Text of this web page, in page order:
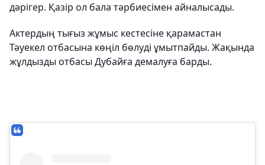
дәрігер. Қазір ол бала тәрбиесімен айналысады.
Актердың тығыз жұмыс кестесіне қарамастан
Тәуекел отбасына көңіл бөлуді ұмытпайды. Жақында
жұлдызды отбасы Дубайға демалуға барды.